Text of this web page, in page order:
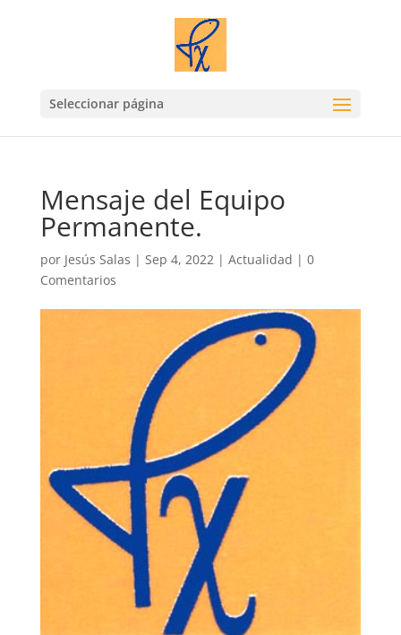
Seleccionar página
Mensaje del Equipo
Permanente.
por Jesús Salas | Sep 4, 2022| Actualidad | 0
Comentarios